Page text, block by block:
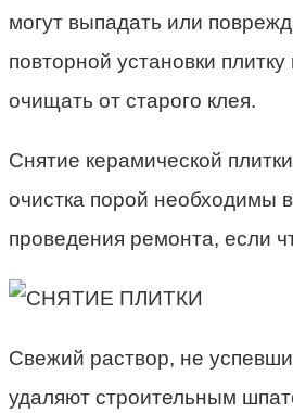
могут выпадать или
повторной установки плитку
очищать от старого клея.
Снятие керамической
очистка порой необходимы
проведения ремонта, если
Свежий раствор, не
удаляют строительным